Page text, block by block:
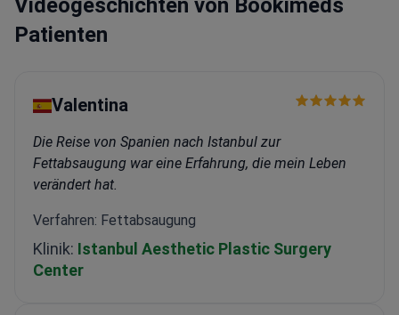
Videogeschichten von Bookimeds
Patienten
Valentina
Die Reise von Spanien nach Istanbul zur
Fettabsaugung war eine Erfahrung, die mein Leben
verändert hat.
Verfahren: Fettabsaugung
Klinik: Istanbul Aesthetic Plastic Surgery
Center